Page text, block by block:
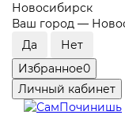
Новосибирск
Ваш город —
Избранное0
Личный кабинет